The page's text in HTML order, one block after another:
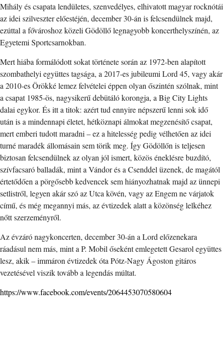
Mihály és csapata lendületes, szenvedélyes, elhivatott magyar rocknótái
az idei szilveszter előestéjén, december 30-án is felcsendülnek majd,
ezúttal a fővároshoz közeli Gödöllő legnagyobb koncerthelyszínén, az
Egyetemi Sportcsarnokban.
Mert hiába formálódott sokat története során az 1972-ben alapított
szombathelyi együttes tagsága, a 2017-es jubileumi Lord 45, vagy akár
a 2010-es Örökké lemez felvételei éppen olyan őszintén szólnak, mint
a csapat 1985-ös, nagysikerű debütáló korongja, a Big City Lights
dalai egykor. És itt a titok: azért tud ennyire népszerű lenni sok idő
után is a mindennapi életet, hétköznapi álmokat megzenésítő csapat,
mert emberi tudott maradni – ez a hitelesség pedig vélhetően az idei
turné maradék állomásain sem törik meg. Így Gödöllőn is teljesen
biztosan felcsendülnek az olyan jól ismert, közös éneklésre buzdító,
szívfacsaró balladák, mint a Vándor és a Csenddel üzenek, de magától
értetődően a pörgősebb kedvencek sem hiányozhatnak majd az ünnepi
setlistről, legyen akár szó az Utca kövén, vagy az Engem ne várjatok
című, és még megannyi más, az évtizedek alatt a közönség lelkéhez
nőtt szerzeményről.
Az évzáró nagykoncerten, december 30-án a Lord előzenekara
ráadásul nem más, mint a P. Mobil őseként emlegetett Gesarol együttes
lesz, akik – immáron évtizedek óta Pótz-Nagy Ágoston gitáros
vezetésével viszik tovább a legendás múltat.
https://www.facebook.com/events/2064453070580604